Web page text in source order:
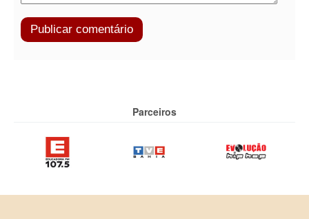
Parceiros